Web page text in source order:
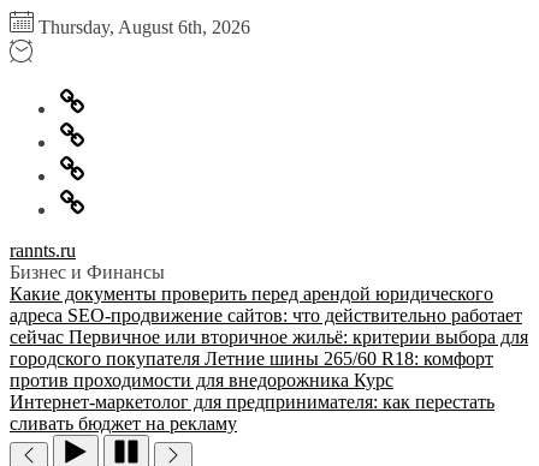
Перейти
к
содержимому
Thursday, August 6th, 2026
Главная
Информация
для
правообладателей
Обратная
связь
Политика
конфиденциальности
rannts.ru
Бизнес и Финансы
Какие документы проверить перед арендой юридического
адреса SEO-продвижение сайтов: что действительно работает
сейчас Первичное или вторичное жильё: критерии выбора для
городского покупателя Летние шины 265/60 R18: комфорт
против проходимости для внедорожника Курс
Интернет‑маркетолог для предпринимателя: как перестать
сливать бюджет на рекламу